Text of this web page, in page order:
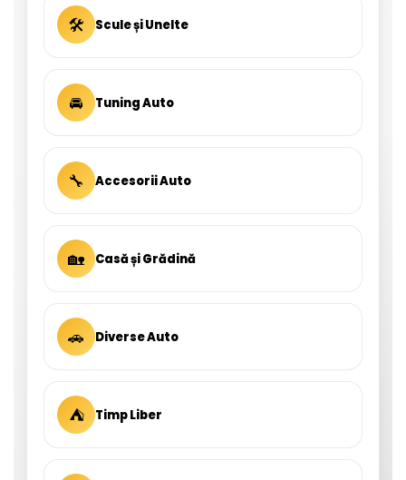
🛠 Scule și Unelte
🚘 Tuning Auto
🔧 Accesorii Auto
🏡 Casă și Grădină
🚗 Diverse Auto
⛺ Timp Liber